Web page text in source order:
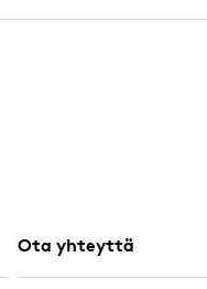
Ota yhteyttä